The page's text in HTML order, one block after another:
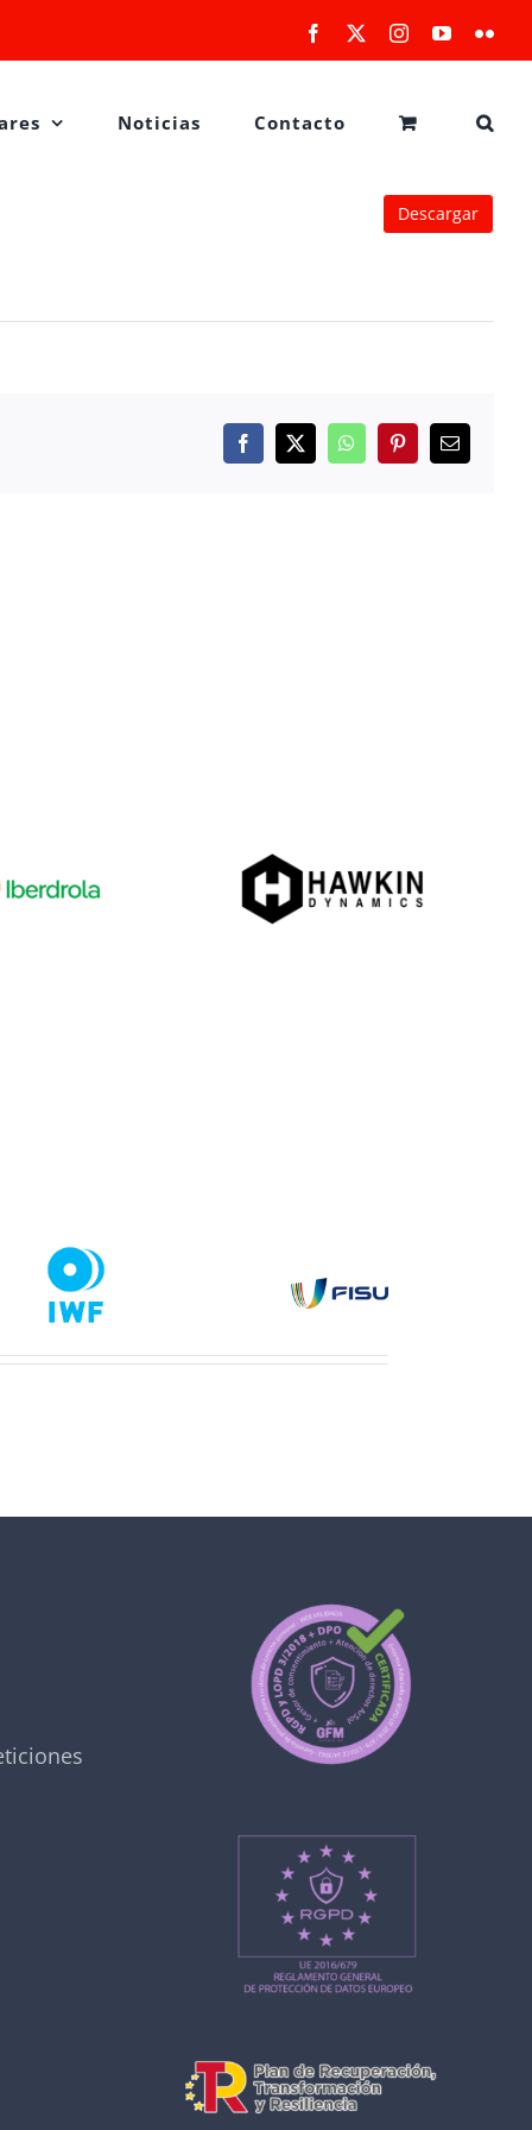
Facebook InstagramYouTube
Noticias Contacto
Descargar
Facebook
X WhatsAppPinterestCorreo
electrónico